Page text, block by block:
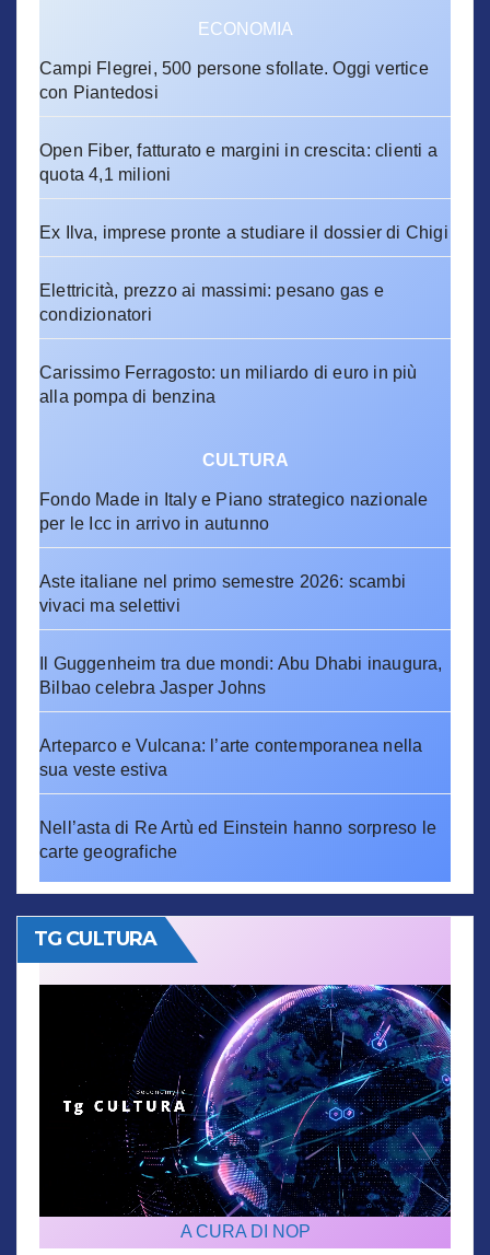
ECONOMIA
Campi Flegrei, 500 persone sfollate. Oggi vertice
con Piantedosi
Open Fiber, fatturato e margini in crescita: clienti a
quota 4,1 milioni
Ex Ilva, imprese pronte a studiare il dossier di Chigi
Elettricità, prezzo ai massimi: pesano gas e
condizionatori
Carissimo Ferragosto: un miliardo di euro in più
alla pompa di benzina
CULTURA
Fondo Made in Italy e Piano strategico nazionale
per le Icc in arrivo in autunno
Aste italiane nel primo semestre 2026: scambi
vivaci ma selettivi
Il Guggenheim tra due mondi: Abu Dhabi inaugura,
Bilbao celebra Jasper Johns
Arteparco e Vulcana: l’arte contemporanea nella
sua veste estiva
Nell’asta di Re Artù ed Einstein hanno sorpreso le
carte geografiche
TG CULTURA
A CURA DI NOP